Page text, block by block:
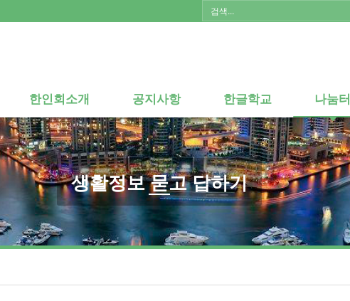
한인회소개 공지사항 한글학교 나눔터
생활정보 묻고 답하기